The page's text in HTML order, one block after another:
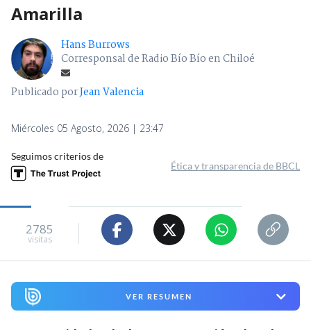
Amarilla
Hans Burrows
Corresponsal de Radio Bío Bío en Chiloé
Publicado porJean Valencia
Miércoles 05 Agosto, 2026 | 23:47
Seguimos criterios de
Ética y transparencia de BBCL
2785
visitas
VER RESUMEN